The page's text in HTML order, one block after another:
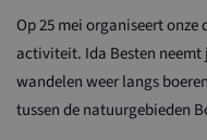
Op 25 mei organiseert
activiteit. Ida Besten neemt
wandelen weer langs
tussen de natuurgebieden